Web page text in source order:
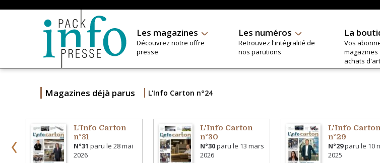
Les magazines
Découvrez notre offre
presse
Les numéros
Retrouvez l'intégralité de
nos parutions
La
Vos
magazines
achats
Magazines déjà parus L'Info Carton n°24
L'Info Carton
n°31
N°31 paru le28 mai
2026
L'Info Carton
n°30
N°30paru le 13 mars
2026
L'Info
n°29
N°29paru le 10
2025